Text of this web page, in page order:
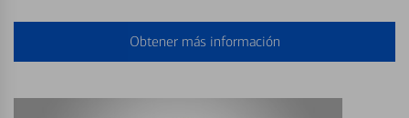
Obtener más información